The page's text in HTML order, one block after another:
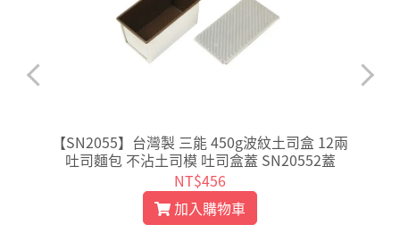
【SN2055】台灣製 三能 450g波紋土司盒 12兩
吐司麵包 不沾土司模 吐司盒蓋 SN20552蓋
NT$456
加入購物車